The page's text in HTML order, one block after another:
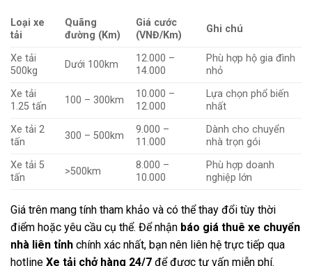
Loại xe
tải
Quãng
đường (Km)
Giá cước
(VNĐ/Km)
Ghi chú
Xe tải
500kg
Dưới 100km
12.000 –
14.000
Phù hợp hộ gia đình
nhỏ
Xe tải
1.25 tấn
100 – 300km
10.000 –
12.000
Lựa chọn phổ biến
nhất
Xe tải 2
tấn
300 – 500km
9.000 –
11.000
Dành cho chuyển
nhà trọn gói
Xe tải 5
tấn
>500km
8.000 –
10.000
Phù hợp doanh
nghiệp lớn
Giá trên mang tính tham khảo và có thể thay đổi tùy thời
điểm hoặc yêu cầu cụ thể. Để nhận báo giá thuê xe chuyển
nhà liên tỉnh chính xác nhất, bạn nên liên hệ trực tiếp qua
hotline Xe tải chở hàng 24/7 để được tư vấn miễn phí.